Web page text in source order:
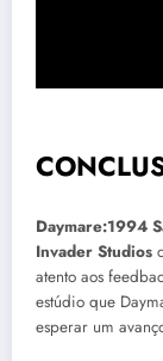
Daymare:1994
Invader Studios
atento aos
estúdio que
esperar um